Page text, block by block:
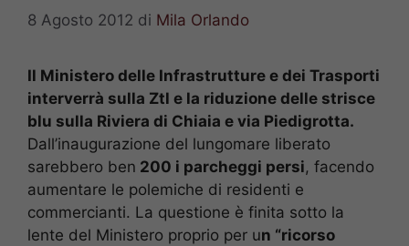
8 Agosto 2012 di Mila Orlando
Il Ministero delle Infrastrutture e dei Trasporti
interverrà sulla Ztl e la riduzione delle strisce
blu sulla Riviera di Chiaia e via Piedigrotta.
Dall’inaugurazione del lungomare liberato
sarebbero ben 200 i parcheggi persi, facendo
aumentare le polemiche di residenti e
commercianti. La questione è finita sotto la
lente del Ministero proprio per un “ricorso